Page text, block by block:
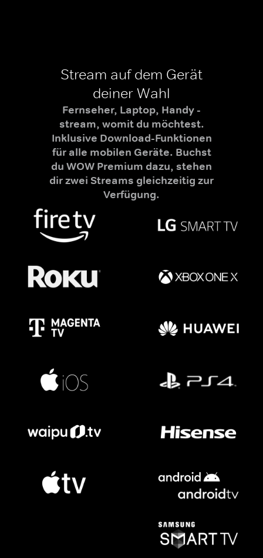
Stream auf dem Gerät
deiner Wahl
Fernseher, Laptop, Handy -
stream, womit du möchtest.
Inklusive Download-Funktionen
für alle mobilen Geräte. Buchst
du WOW Premium dazu, stehen
dir zwei Streams gleichzeitig zur
Verfügung.